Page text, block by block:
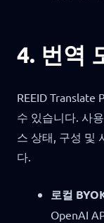
4. 번역
REEID Translate
수 있습니다. 사
스 상태, 구성 및
다.
로컬
OpenAI